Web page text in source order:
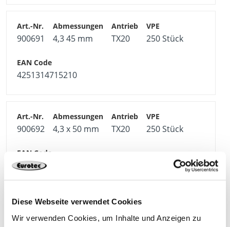
Diese Webseite verwendet Cookies
Wir verwenden Cookies, um Inhalte und Anzeigen zu
Gute Beständigkeit gegen mechanische
Beanspruchung
Nicht geeignet für gerbstoffhaltige Hölzer
900691 4,3 45 mm TX20 250 Stück
4251314715210
900692 4,3 x 50 mm TX20 250 Stück
4251314715227
900693 4,3 x 60 mm TX20 250 Stück